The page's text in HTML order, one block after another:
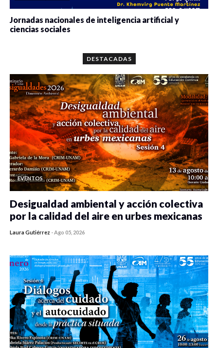
Jornadas nacionales de inteligencia artificial y
ciencias sociales
DESTACADAS
EVENTOS
Desigualdad ambiental y acción colectiva
por la calidad del aire en urbes mexicanas
Laura Gutiérrez -Ago 05, 2026